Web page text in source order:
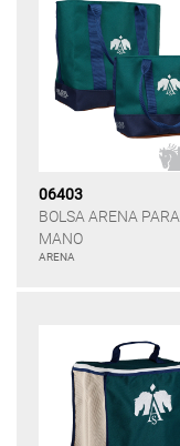
06403
BOLSA ARENA PARA
MANO
ARENA